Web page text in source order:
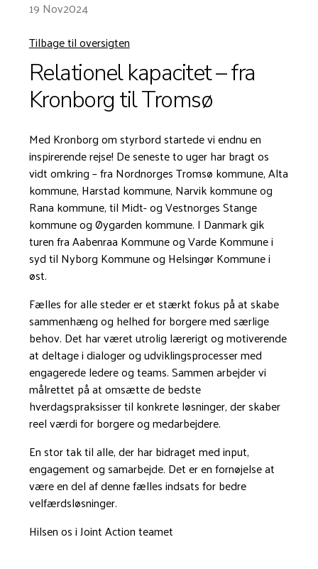
19 Nov2024
Tilbage til oversigten
Relationel kapacitet – fra
Kronborg til Tromsø
Med Kronborg om styrbord startede vi endnu en
inspirerende rejse! De seneste to uger har bragt os
vidt omkring – fra Nordnorges Tromsø kommune, Alta
kommune, Harstad kommune, Narvik kommune og
Rana kommune, til Midt- og Vestnorges Stange
kommune og Øygarden kommune. I Danmark gik
turen fra Aabenraa Kommune og Varde Kommune i
syd til Nyborg Kommune og Helsingør Kommune i
øst.
Fælles for alle steder er et stærkt fokus på at skabe
sammenhæng og helhed for borgere med særlige
behov. Det har været utrolig lærerigt og motiverende
at deltage i dialoger og udviklingsprocesser med
engagerede ledere og teams. Sammen arbejder vi
målrettet på at omsætte de bedste
hverdagspraksisser til konkrete løsninger, der skaber
reel værdi for borgere og medarbejdere.
En stor tak til alle, der har bidraget med input,
engagement og samarbejde. Det er en fornøjelse at
være en del af denne fælles indsats for bedre
velfærdsløsninger.
Hilsen os i Joint Action teamet